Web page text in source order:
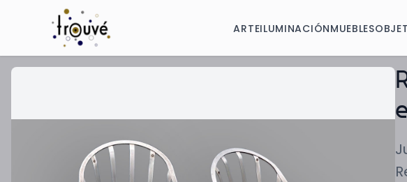
ARTEILUMINACIÓNMUEBLES